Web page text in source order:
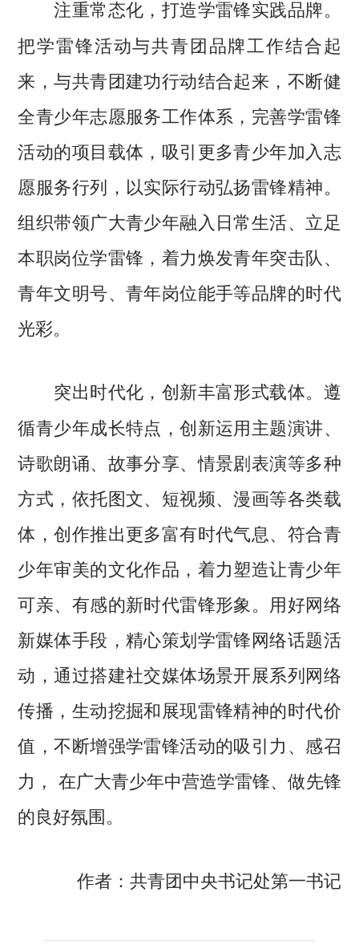
注重常态化，打造学雷锋实践品牌。
把学雷锋活动与共青团品牌工作结合起
来，与共青团建功行动结合起来，不断健
全青少年志愿服务工作体系，完善学雷锋
活动的项目载体，吸引更多青少年加入志
愿服务行列，以实际行动弘扬雷锋精神。
组织带领广大青少年融入日常生活、立足
本职岗位学雷锋，着力焕发青年突击队、
青年文明号、青年岗位能手等品牌的时代
光彩。
突出时代化，创新丰富形式载体。 遵
循青少年成长特点，创新运用主题演讲、
诗歌朗诵、故事分享、情景剧表演等多种
方式，依托图文、短视频、漫画等各类载
体，创作推出更多富有时代气息、符合青
少年审美的文化作品，着力塑造让青少年
可亲、有感的新时代雷锋形象。用好网络
新媒体手段，精心策划学雷锋网络话题活
动，通过搭建社交媒体场景开展系列网络
传播，生动挖掘和展现雷锋精神的时代价
值，不断增强学雷锋活动的吸引力、感召
力， 在广大青少年中营造学雷锋、做先锋
的良好氛围。
作者：共青团中央书记处第一书记